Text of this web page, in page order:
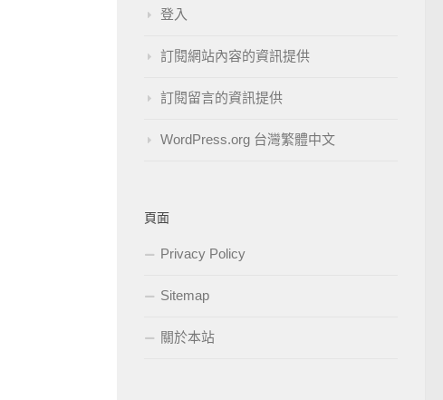
登入
訂閱網站內容的資訊提供
訂閱留言的資訊提供
WordPress.org 台灣繁體中文
頁面
Privacy Policy
Sitemap
關於本站